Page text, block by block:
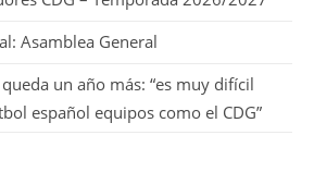
Asamblea General
un año más: “es muy difícil
español equipos como el CDG”